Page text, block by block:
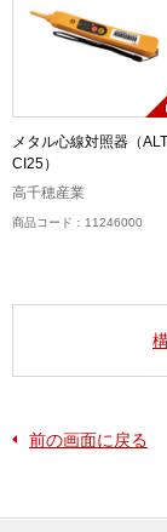
メタル心線対照器（
CI25）
高千穂産業
商品コード：11246000
前の画面に戻る